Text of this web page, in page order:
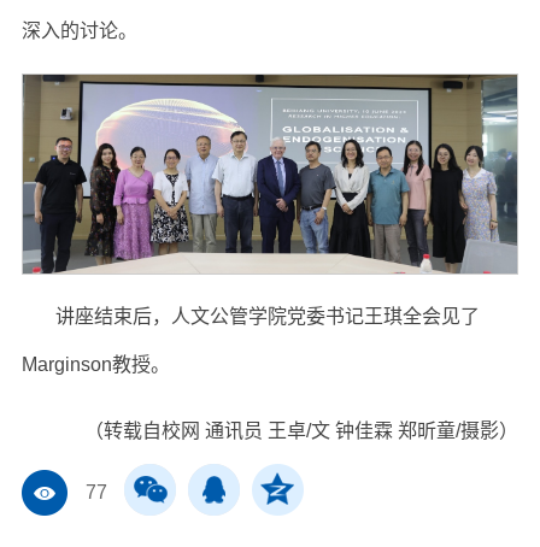
77
深入的讨论。
讲座结束后，人文公管学院党委书记王琪全会见了
Marginson教授。
（转载自校网 通讯员 王卓/文 钟佳霖 郑昕童/摄影）